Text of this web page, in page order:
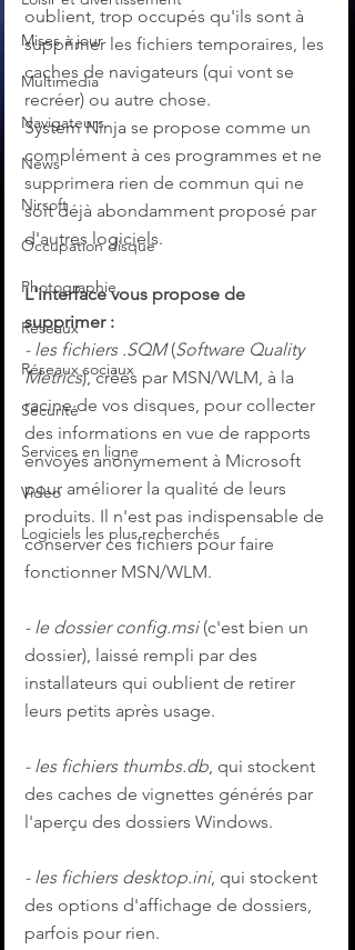
Mises à jour
Multimedia
Navigateurs
News
Nirsoft
Occupation disque
Photographie
Réseaux
Réseaux sociaux
Sécurité
Services en ligne
Video
Logiciels les plus recherchés
oublient, trop occupés qu'ils sont à
supprimer les fichiers temporaires, les
caches de navigateurs (qui vont se
recréer) ou autre chose.
System Ninja se propose comme un
complément à ces programmes et ne
supprimera rien de commun qui ne
soit déjà abondamment proposé par
d'autres logiciels.
L'interface vous propose de
supprimer :
- les fichiers .SQM (Software Quality
Metrics), crées par MSN/WLM, à la
racine de vos disques, pour collecter
des informations en vue de rapports
envoyés anonymement à Microsoft
pour améliorer la qualité de leurs
produits. Il n'est pas indispensable de
conserver ces fichiers pour faire
fonctionner MSN/WLM.
- le dossier config.msi (c'est bien un
dossier), laissé rempli par des
installateurs qui oublient de retirer
leurs petits après usage.
- les fichiers thumbs.db , qui stockent
des caches de vignettes générés par
l'aperçu des dossiers Windows.
- les fichiers desktop.ini, qui stockent
des options d'affichage de dossiers,
parfois pour rien.